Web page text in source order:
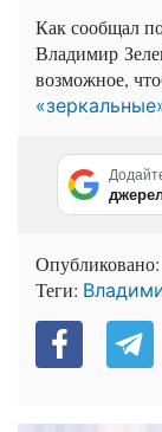
Как сообщал
Владимир
возможное,
Опубликовано:
Теги: